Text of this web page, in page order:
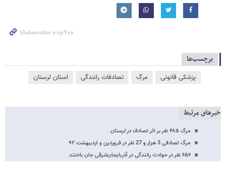
برچسب‌ها
پزشکی قانونی مرگ تصادفات رانندگی استان لرستان
خبرهای مرتبط
مرگ ۴۸۵ نفر بر اثر تصادف در لرستان
مرگ تصادفی 3 هزار و 27 نفر در فروردین و اردیبهشت ۹۲
۶۵۶ نفر در حوادث رانندگی در آذربایجان‌شرقی جان باختند